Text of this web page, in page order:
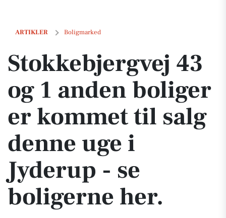
ARTIKLER Boligmarked
Stokkebjergvej 43 og 1 anden boliger er kommet til salg denne uge i
Stokkebjergvej 43
og 1 anden boliger
er kommet til salg
denne uge i
Jyderup - se
boligerne her.